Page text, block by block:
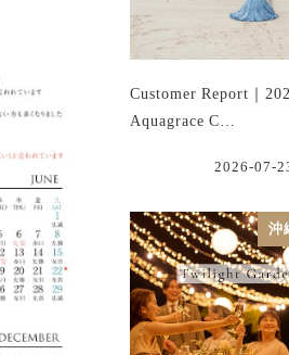
Customer Report｜
Aquagrace C…
2026-07-
沖